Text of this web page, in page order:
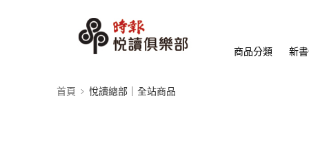
商品分類 新
首頁 悅讀總部｜全站商品